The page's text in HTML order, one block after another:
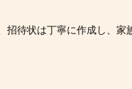
招待状は丁寧に作成し、